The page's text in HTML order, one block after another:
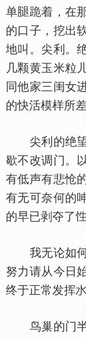
单
跪着，在
的口子，挖出
地叫。尖利。
几颗黄玉米粒
同他家三闺女
的快活模样所差
尖利的绝望
歇不改调门。
有低声有悲怆
有无可奈何的
的早已剥夺了
我无论如何
努力请从今日
终于正常发挥
鸟巢的门半